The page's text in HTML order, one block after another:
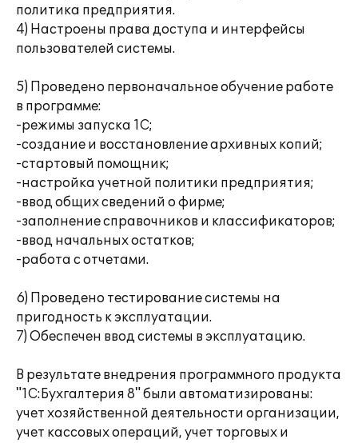
политика предприятия.
4) Настроены права доступа и интерфейсы
пользователей системы.
5) Проведено первоначальное обучение работе
в программе:
-режимы запуска 1С;
-создание и восстановление архивных копий;
-стартовый помощник;
-настройка учетной политики предприятия;
-ввод общих сведений о фирме;
-заполнение справочников и классификаторов;
-ввод начальных остатков;
-работа с отчетами.
6) Проведено тестирование системы на
пригодность к эксплуатации.
7) Обеспечен ввод системы в эксплуатацию.
В результате внедрения программного продукта
"1С:Бухгалтерия 8" были автоматизированы:
учет хозяйственной деятельности организации,
учет кассовых операций, учет торговых и